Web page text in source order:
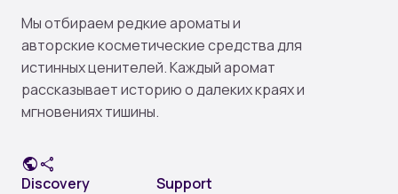
Мы отбираем редкие ароматы и
авторские косметические средства для
истинных ценителей. Каждый аромат
рассказывает историю о далеких краях и
мгновениях тишины.
publicshare
Discovery
Support